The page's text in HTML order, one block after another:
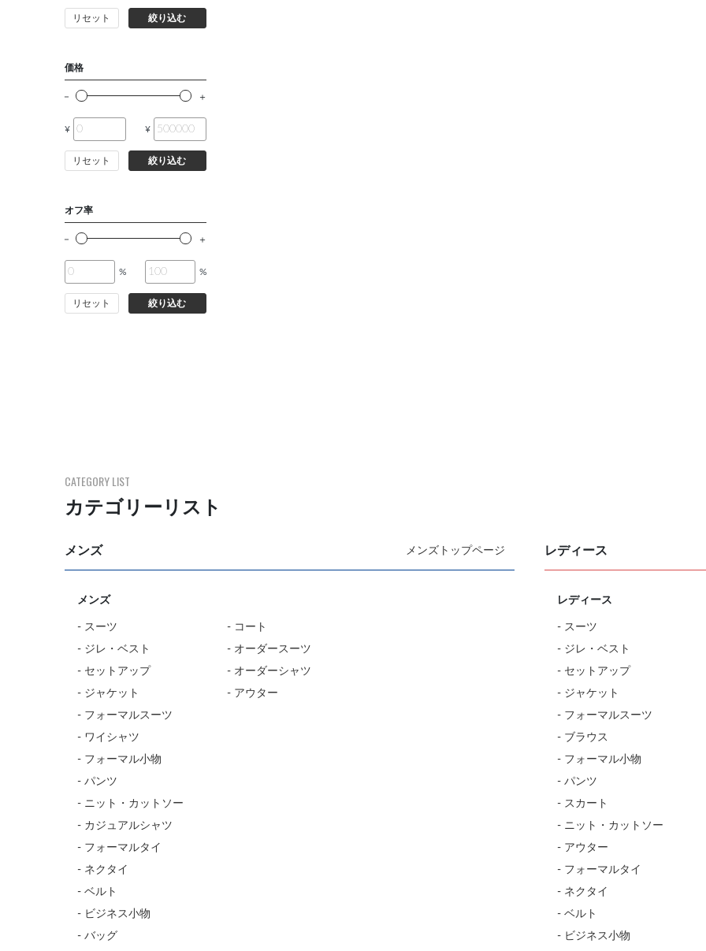
リセット 絞り込む
価格
¥ ¥
リセット 絞り込む
オフ率
% %
リセット 絞り込む
CATEGORY LIST
カテゴリーリスト
メンズ メンズトップページ
メンズ
- スーツ
- ジレ・ベスト
- セットアップ
- ジャケット
- フォーマルスーツ
- ワイシャツ
- フォーマル小物
- パンツ
- ニット・カットソー
- カジュアルシャツ
- フォーマルタイ
- ネクタイ
- ベルト
- ビジネス小物
- バッグ
- コート
- オーダースーツ
- オーダーシャツ
- アウター
レディース
レディース
- スーツ
- ジレ・ベスト
- セットアップ
- ジャケット
- フォーマルスーツ
- ブラウス
- フォーマル小物
- パンツ
- スカート
- ニット・カットソー
- アウター
- フォーマルタイ
- ネクタイ
- ベルト
- ビジネス小物